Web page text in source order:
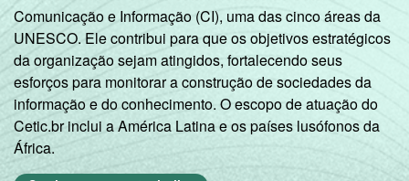
Comunicação e Informação (CI), uma das cinco áreas da
UNESCO. Ele contribui para que os objetivos estratégicos
da organização sejam atingidos, fortalecendo seus
esforços para monitorar a construção de sociedades da
informação e do conhecimento. O escopo de atuação do
Cetic.br inclui a América Latina e os países lusófonos da
África.